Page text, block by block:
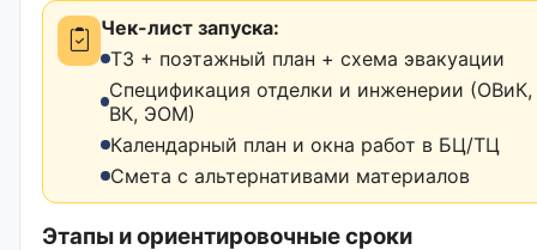
Чек-лист запуска:
ТЗ + поэтажный план + схема эвакуации
Спецификация отделки и инженерии (ОВиК,
ВК, ЭОМ)
Календарный план и окна работ в БЦ/ТЦ
Смета с альтернативами материалов
Этапы и ориентировочные сроки